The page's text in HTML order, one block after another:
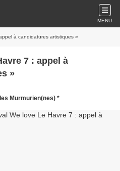
MENU
à candidatures artistiques »
7 : appel à
»
Murmurien(nes) *